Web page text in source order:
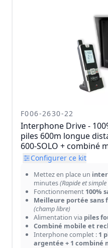
F006-2630-22
Interphone Drive -
piles 600m longue
600-SOLO + combiné
Configurer ce kit
Mettez en place un
minutes(Rapide et
Fonctionnement 100%
Meilleure portée sans
(champ libre)
Alimentation via piles
Combiné mobile et
Interphone complet : 1
argentée + 1 combiné